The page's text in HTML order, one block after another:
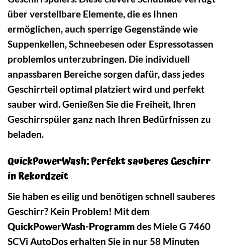
über verstellbare Elemente, die es Ihnen
ermöglichen, auch sperrige Gegenstände wie
Suppenkellen, Schneebesen oder Espressotassen
problemlos unterzubringen. Die individuell
anpassbaren Bereiche sorgen dafür, dass jedes
Geschirrteil optimal platziert wird und perfekt
sauber wird. Genießen Sie die Freiheit, Ihren
Geschirrspüler ganz nach Ihren Bedürfnissen zu
beladen.
QuickPowerWash: Perfekt sauberes Geschirr
in Rekordzeit
Sie haben es eilig und benötigen schnell sauberes
Geschirr? Kein Problem! Mit dem
QuickPowerWash-Programmdes Miele G 7460
SCVi AutoDos erhalten Sie in nur 58 Minuten